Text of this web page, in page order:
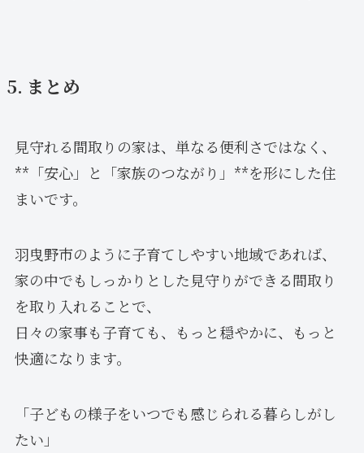
5. まとめ
見守れる間取りの家は、単なる便利さではなく、
**「安心」と「家族のつながり」**を形にした住
まいです。
羽曳野市のように子育てしやすい地域であれば、
家の中でもしっかりとした見守りができる間取り
を取り入れることで、
日々の家事も子育ても、もっと穏やかに、もっと
快適になります。
「子どもの様子をいつでも感じられる暮らしがし
たい」